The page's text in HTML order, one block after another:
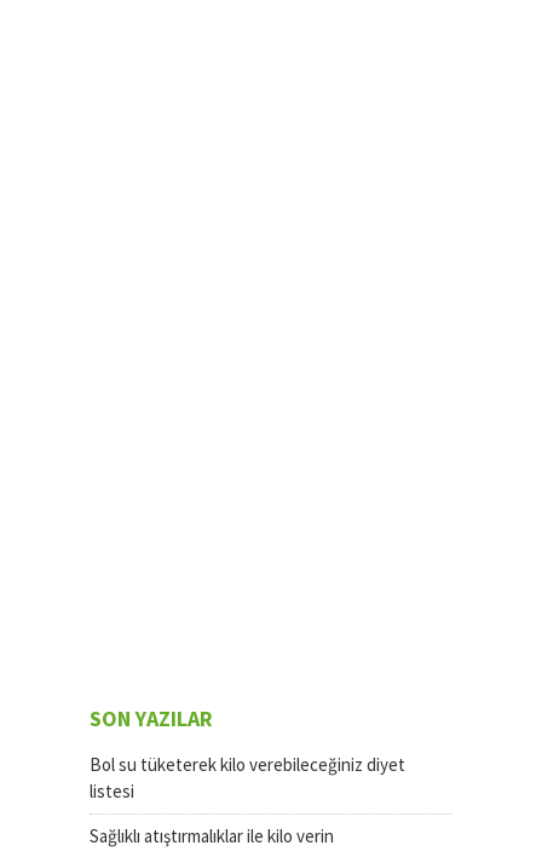
SON YAZILAR
Bol su tüketerek kilo verebileceğiniz diyet
listesi
Sağlıklı atıştırmalıklar ile kilo verin